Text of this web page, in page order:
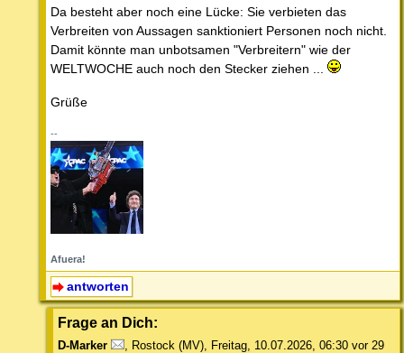
Da besteht aber noch eine Lücke: Sie verbieten das
Verbreiten von Aussagen sanktioniert Personen noch nicht.
Damit könnte man unbotsamen "Verbreitern" wie der
WELTWOCHE auch noch den Stecker ziehen ...
Grüße
--
Afuera!
antworten
Frage an Dich:
D-Marker Rostock (MV) Freitag, 10.07.2026, 06:30 vor 29